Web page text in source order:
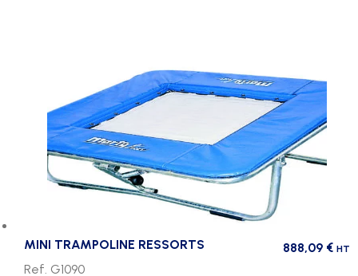
MINI TRAMPOLINE RESSORTS 888,09 € HT
Ref. G1090